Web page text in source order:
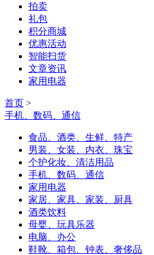
拍卖
礼包
积分商城
优惠活动
智能扫货
文章资讯
家用电器
首页 >
手机、数码、通信
食品、酒类、生鲜、特产
男装、女装、内衣、珠宝
个护化妆、清洁用品
手机、数码、通信
家用电器
家居、家具、家装、厨具
酒类饮料
母婴、玩具乐器
电脑、办公
鞋靴、箱包、钟表、奢侈品